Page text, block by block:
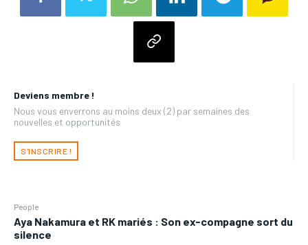
Deviens membre !
Nous vous enverrons au moins deux (2) par semaines des
nouvelles et opportunités
S'INSCRIRE !
People
Aya Nakamura et RK mariés : Son ex-compagne sort du
silence